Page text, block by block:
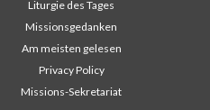
Liturgie des Tages
Missionsgedanken
Am meisten gelesen
Privacy Policy
Missions-Sekretariat